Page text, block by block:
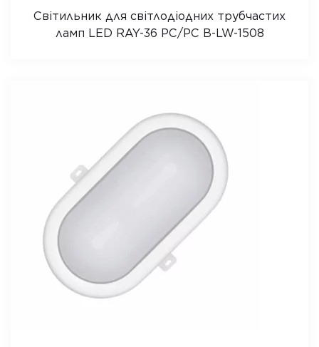
Світильник для світлодіодних трубчастих
ламп LED RAY-36 PC/PC B-LW-1508